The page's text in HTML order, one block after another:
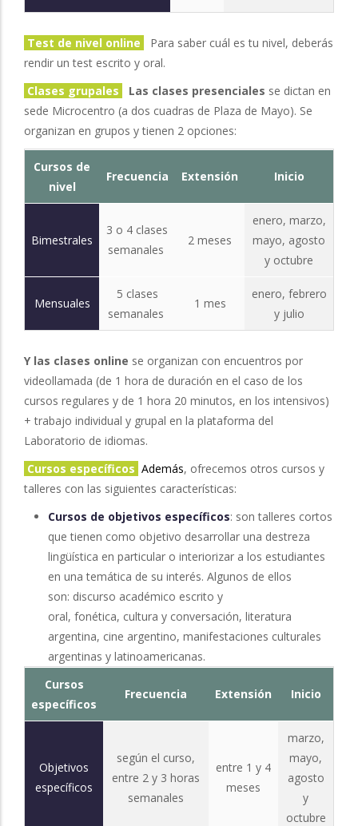
Test de nivel online
Para saber cuál es tu nivel, deberás
rendir un test escrito y oral.
Clases grupales
Las clases presenciales se dictan en
sede Microcentro (a dos cuadras de Plaza de Mayo). Se
organizan en grupos y tienen 2 opciones:
Cursos de
nivel
Frecuencia Extensión Inicio
Bimestrales
3 o 4 clases
semanales
2 meses
enero, marzo,
mayo, agosto
y octubre
Mensuales
5 clases
semanales
1 mes
enero, febrero
y julio
Y las clases online se organizan con encuentros por
videollamada (de 1 hora de duración en el caso de los
cursos regulares y de 1 hora 20 minutos, en los intensivos)
+ trabajo individual y grupal en la plataforma del
Laboratorio de idiomas.
Cursos específicos Además, ofrecemos otros cursos y
talleres con las siguientes características:
Cursos de objetivos específicos: son talleres cortos
que tienen como objetivo desarrollar una destreza
lingüística en particular o interiorizar a los estudiantes
en una temática de su interés. Algunos de ellos
son: discurso académico escrito y
oral, fonética, cultura y conversación, literatura
argentina, cine argentino, manifestaciones culturales
argentinas y latinoamericanas.
Cursos
específicos
Frecuencia Extensión Inicio
Objetivos
específicos
según el curso,
entre 2 y 3 horas
semanales
entre 1 y 4
meses
marzo,
mayo,
agosto
y
octubre